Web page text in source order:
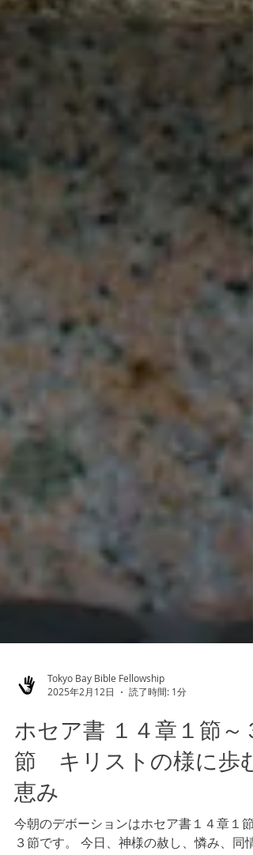
Tokyo Bay Bible Fellowship
2025年2月12日
読了時間: 1分
ホセア書 １４章１節～３
節 キリストの様に歩む
恵み